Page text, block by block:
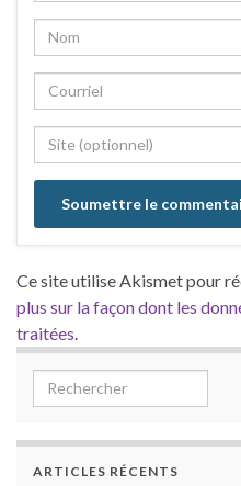
Ce site utilise Akismet pour
plus sur la façon dont les
traitées
Search for:
ARTICLES RÉCENTS